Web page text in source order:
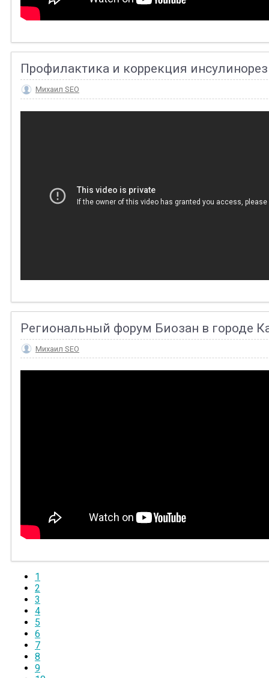
Профилактика и коррекция
Михаил SEO
Региональный форум Биозан в городе
Михаил SEO
1
2
3
4
5
6
7
8
9